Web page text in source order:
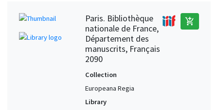
Paris. Bibliothèque
nationale de France,
Département des
manuscrits, Français
2090
add_shopping_cart
Collection
Europeana Regia
Library